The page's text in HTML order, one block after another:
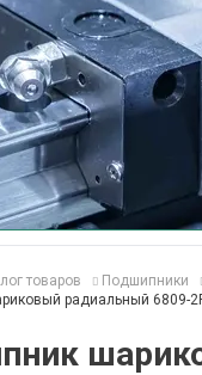
товаров Подшипники
радиальный 6809-